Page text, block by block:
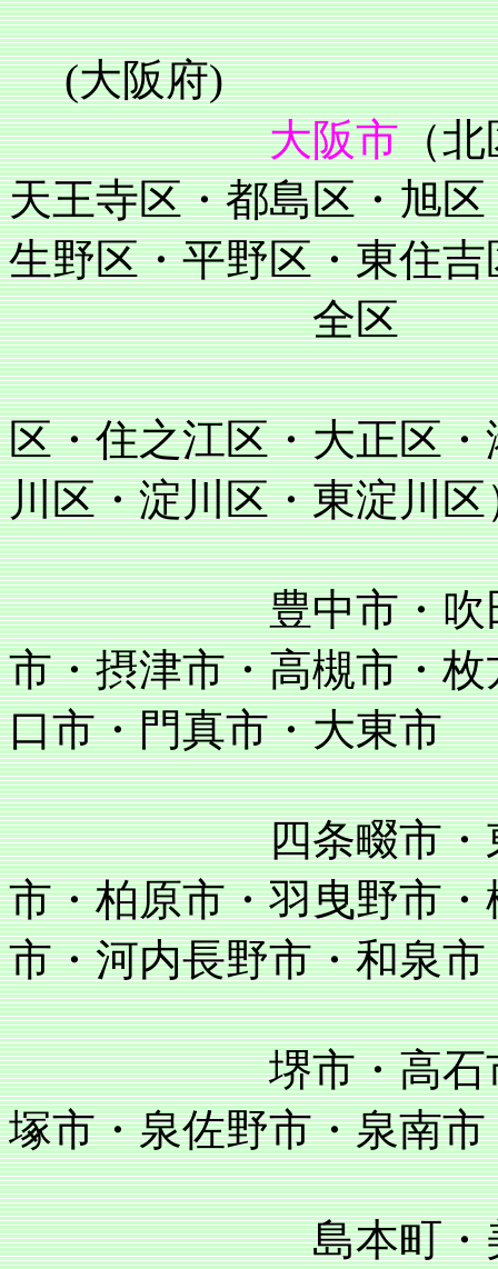
(大阪府)
大阪市（北
天王寺区・都島区・旭
生野区・平野区・東住吉
全区
住吉区・阿
区・住之江区・大正区
川区・淀川区・東淀川区
豊中市・吹田市・
市・摂津市・高槻市・
口市・門真市・大東市
四条畷市・東大
市・柏原市・羽曳野市
市・河内長野市・和泉市
堺市・高石市・泉
塚市・泉佐野市・泉南
島本町・美原町